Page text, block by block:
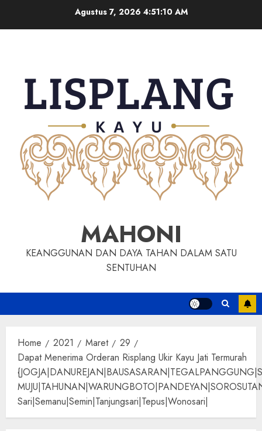
Agustus 7, 20264:51:11 AM
MAHONI
KEANGGUNAN DAN DAYA TAHAN DALAM SATU
SENTUHAN
Home 2021 Maret
29
Dapat Menerima Orderan Risplang Ukir Kayu Jati Termurah
Sari|Semanu|Semin|Tanjungsari|Tepus|Wonosari|